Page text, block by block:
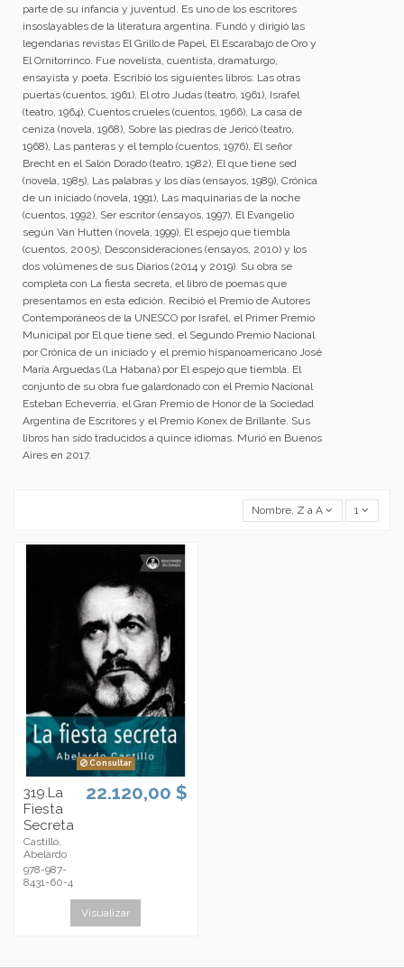
parte de su infancia y juventud. Es uno de los escritores
insoslayables de la literatura argentina. Fundó y dirigió las
legendarias revistas El Grillo de Papel, El Escarabajo de Oro y
El Ornitorrinco. Fue novelista, cuentista, dramaturgo,
ensayista y poeta. Escribió los siguientes libros: Las otras
puertas (cuentos, 1961), El otro Judas (teatro, 1961), Israfel
(teatro, 1964), Cuentos crueles (cuentos, 1966), La casa de
ceniza (novela, 1968), Sobre las piedras de Jericó (teatro,
1968), Las panteras y el templo (cuentos, 1976), El señor
Brecht en el Salón Dorado (teatro, 1982), El que tiene sed
(novela, 1985), Las palabras y los días (ensayos, 1989), Crónica
de un iniciado (novela, 1991), Las maquinarias de la noche
(cuentos, 1992), Ser escritor (ensayos, 1997), El Evangelio
según Van Hutten (novela, 1999), El espejo que tiembla
(cuentos, 2005), Desconsideraciones (ensayos, 2010) y los
dos volúmenes de sus Diarios (2014 y 2019). Su obra se
completa con La fiesta secreta, el libro de poemas que
presentamos en esta edición. Recibió el Premio de Autores
Contemporáneos de la UNESCO por Israfel, el Primer Premio
Municipal por El que tiene sed, el Segundo Premio Nacional
por Crónica de un iniciado y el premio hispanoamericano José
María Arguedas (La Habana) por El espejo que tiembla. El
conjunto de su obra fue galardonado con el Premio Nacional
Esteban Echeverría, el Gran Premio de Honor de la Sociedad
Argentina de Escritores y el Premio Konex de Brillante. Sus
libros han sido traducidos a quince idiomas. Murió en Buenos
Aires en 2017.
Nombre, Z a A 1
Consultar
319.La
Fiesta
Secreta
Castillo,
Abelardo
978-987-
8431-60-4
22.120,00 $
Visualizar